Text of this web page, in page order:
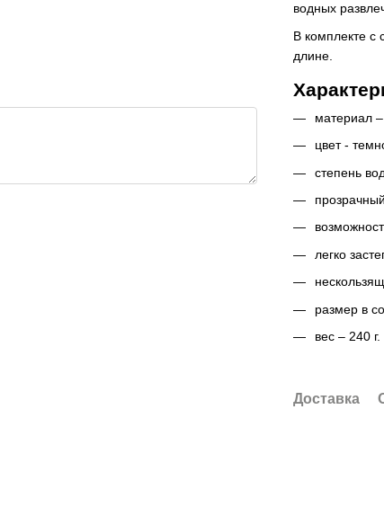
водных
В комплекте с
длине.
материал
цвет -
степень
легко
размер в
вес – 240 г.
Доставка